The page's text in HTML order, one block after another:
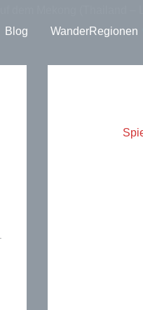
Blog WanderRegionen